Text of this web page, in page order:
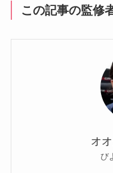
この記事の監修
オ
び